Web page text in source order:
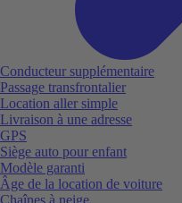
Conducteur supplémentaire
Passage transfrontalier
Location aller simple
Livraison à une adresse
GPS
Siège auto pour enfant
Modèle garanti
Âge de la location de voiture
Chaînes à neige